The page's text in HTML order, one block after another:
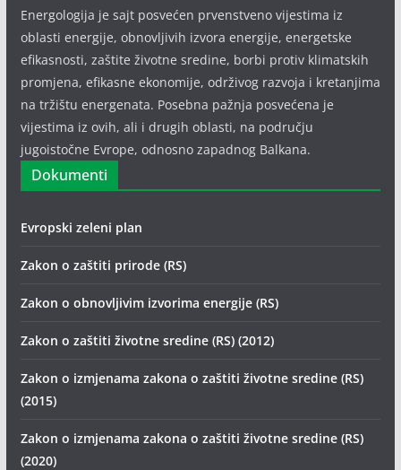
Energologija je sajt posvećen prvenstveno vijestima iz
oblasti energije, obnovljivih izvora energije, energetske
efikasnosti, zaštite životne sredine, borbi protiv klimatskih
promjena, efikasne ekonomije, održivog razvoja i kretanjima
na tržištu energenata. Posebna pažnja posvećena je
vijestima iz ovih, ali i drugih oblasti, na području
jugoistočne Evrope, odnosno zapadnog Balkana.
Dokumenti
Evropski zeleni plan
Zakon o zaštiti prirode (RS)
Zakon o obnovljivim izvorima energije (RS)
Zakon o zaštiti životne sredine (RS) (2012)
Zakon o izmjenama zakona o zaštiti životne sredine (RS)
(2015)
Zakon o izmjenama zakona o zaštiti životne sredine (RS)
(2020)